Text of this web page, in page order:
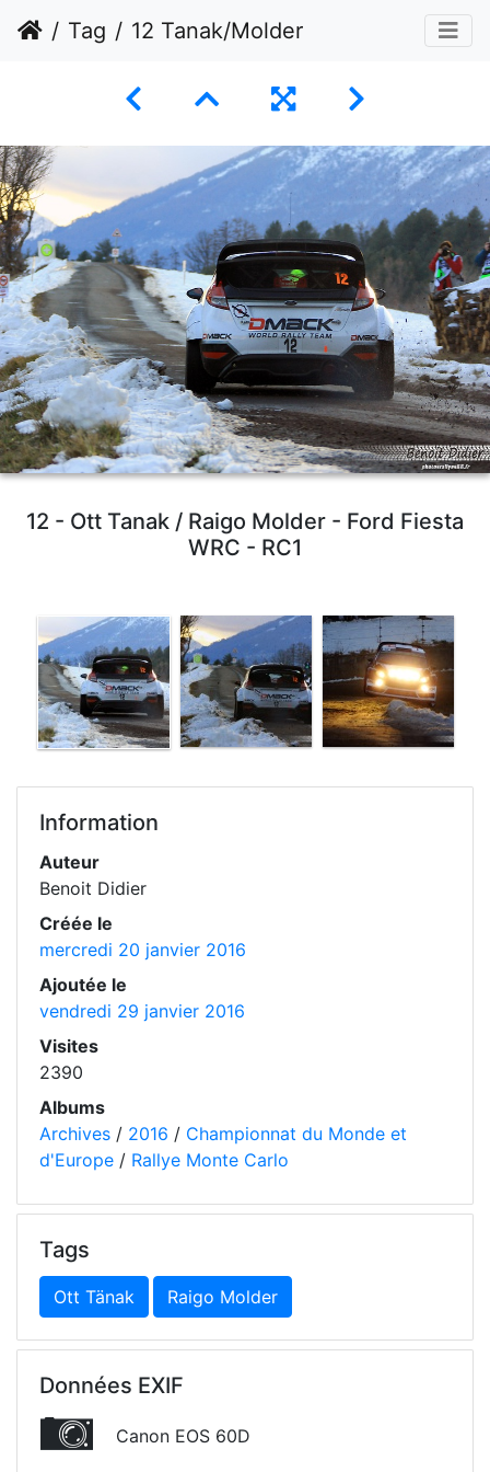
Tag 12 Tanak/Molder
12 - Ott Tanak / Raigo Molder - Ford Fiesta
WRC - RC1
Information
Auteur
Benoit Didier
Créée le
mercredi 20 janvier 2016
Ajoutée le
vendredi 29 janvier 2016
Visites
2390
Albums
Archives / 2016 / Championnat du Monde et
d'Europe / Rallye Monte Carlo
Tags
Ott Tänak Raigo Molder
Données EXIF
Canon EOS 60D